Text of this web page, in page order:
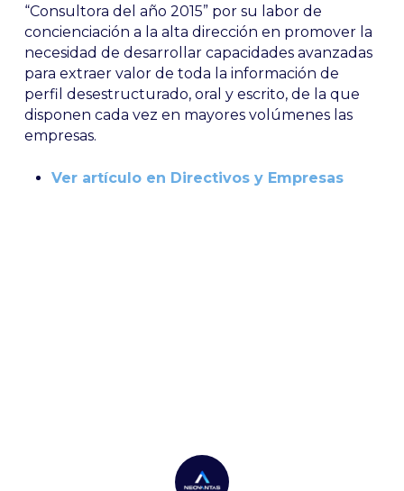
“Consultora del año 2015” por su labor de
concienciación a la alta dirección en promover la
necesidad de desarrollar capacidades avanzadas
para extraer valor de toda la información de
perfil desestructurado, oral y escrito, de la que
disponen cada vez en mayores volúmenes las
empresas.
Ver artículo en Directivos y Empresas